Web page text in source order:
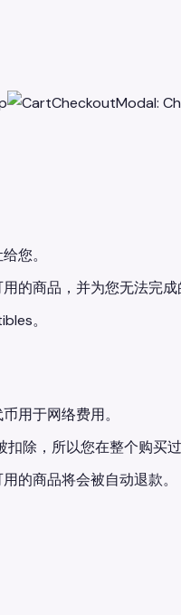
您。
的商品，并为您无法完成
。
用于网络费用。
除，所以您在整个购买过
的商品将会被自动退款。